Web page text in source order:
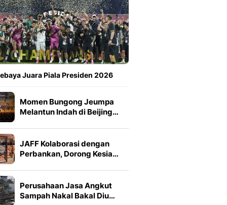
Juara Piala Presiden 2026
Momen Bungong Jeumpa
Melantun Indah di Beijing…
JAFF Kolaborasi dengan
Perbankan, Dorong Kesia…
Perusahaan Jasa Angkut
Sampah Nakal Bakal Diu…